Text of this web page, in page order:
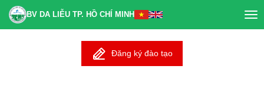
BV DA LIỄU TP. HỒ CHÍ MINH
Đăng ký đào tạo